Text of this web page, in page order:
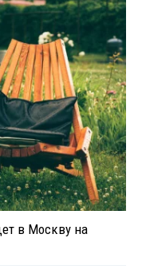
в Москву на